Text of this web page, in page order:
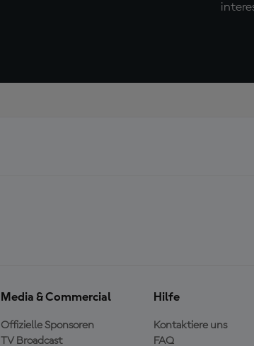
Media & Commercial
Offizielle Sponsoren
TV Broadcast
Hilfe
Kontaktiere uns
FAQ